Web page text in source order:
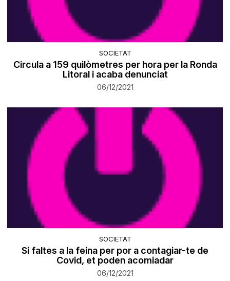
SOCIETAT
Circula a 159 quilòmetres per hora per la Ronda
Litoral i acaba denunciat
06/12/2021
SOCIETAT
Si faltes a la feina per por a contagiar-te de
Covid, et poden acomiadar
06/12/2021